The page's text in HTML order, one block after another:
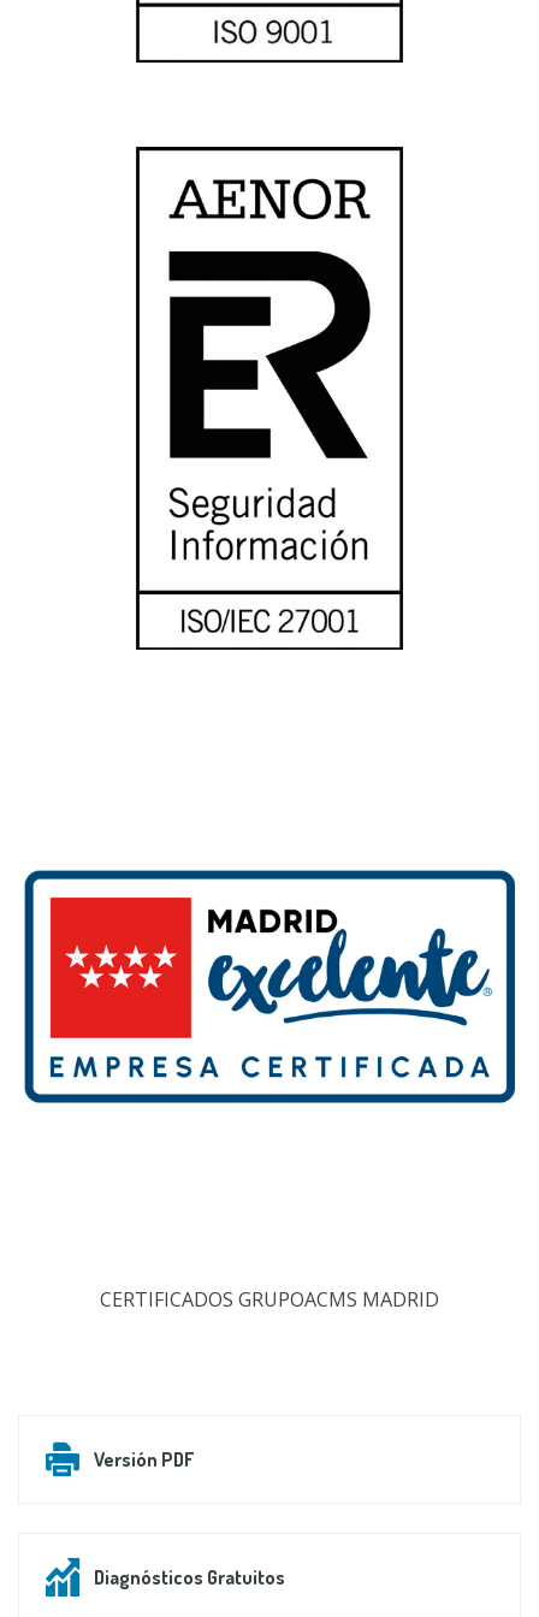
CERTIFICADOS GRUPOACMS MADRID
Versión PDF
Diagnósticos Gratuitos